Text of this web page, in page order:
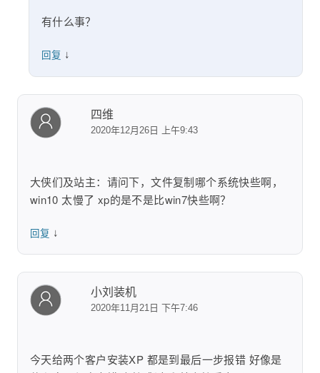
有什么事？
回复 ↓
四维
2020年12月26日 上午9:43
大侠们及站主：请问下，文件复制哪个系统快些啊，
win10 太慢了 xp的是不是比win7快些啊？
回复 ↓
小刘装机
2020年11月21日 下午7:46
今天给两个客户安装XP 都是到最后一步报错 好像是